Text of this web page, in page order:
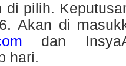
di pilih.
Akan di
dan
hari.